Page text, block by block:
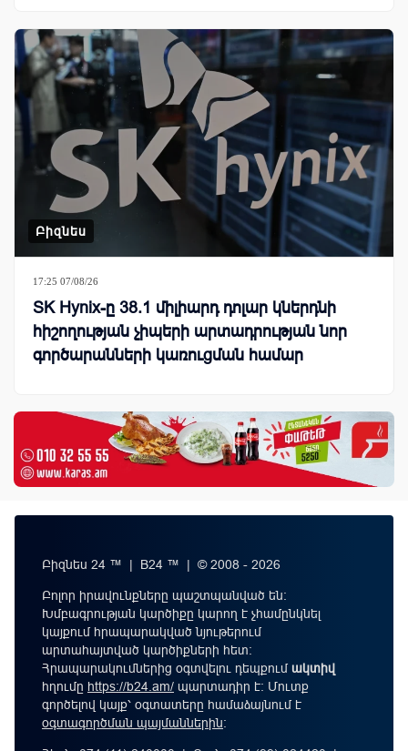
Բիզնես
17:25 07/08/26
SK Hynix-ը 38.1 միլիարդ դոլար կներդնի
հիշողության չիպերի արտադրության նոր
գործարանների կառուցման համար
Բիզնես 24 ™ | B24 ™ | © 2008 - 2026
Բոլոր իրավունքները պաշտպանված են:
Խմբագրության կարծիքը կարող է չհամընկնել
կայքում հրապարակված նյութերում
արտահայտված կարծիքների հետ:
Հրապարակումներից օգտվելու դեպքումակտիվ
հղումը https://b24.am/ պարտադիր է: Մուտք
գործելով կայք՝ օգտատերը համաձայնում է
օգտագործման պայմաններին։